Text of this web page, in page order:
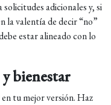
adicionales y, si
la valentía de decir “no”
estar alineado con lo
bienestar
tu mejor versión. Haz